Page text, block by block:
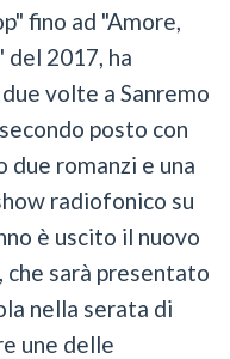
fino ad "Amore,
2017, ha
volte a Sanremo
posto con
due romanzi e una
radiofonico su
è uscito il nuovo
che sarà presentato
nella serata di
une delle